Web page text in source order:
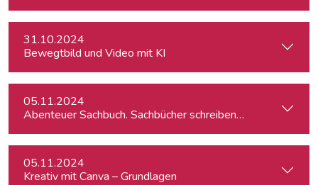
31.10.2024
Bewegtbild und Video mit KI
05.11.2024
Abenteuer Sachbuch. Sachbücher schreiben für
05.11.2024
Kreativ mit Canva – Grundlagen